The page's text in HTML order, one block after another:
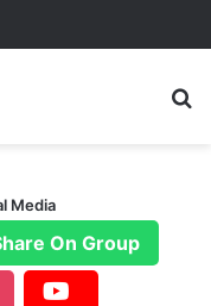
Media
On Group